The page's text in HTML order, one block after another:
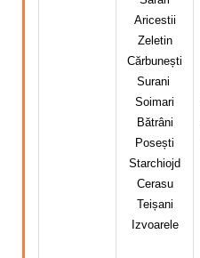
Aricestii
Zeletin
Cărbunești
Surani
Soimari
Bătrâni
Posești
Starchiojd
Cerasu
Teișani
Izvoarele